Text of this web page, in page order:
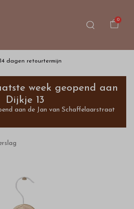
0
14 dagen retourtermijn
week geopend aan
Dijkje 13
aan de Jan van Schaffelaarstraat